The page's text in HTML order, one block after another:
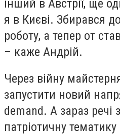
інший в Австрії, ще
я в Києві. Збирався
роботу, а тепер от
– каже Андрій.
Через війну
запустити новий
demand. А зараз речі
патріотичну